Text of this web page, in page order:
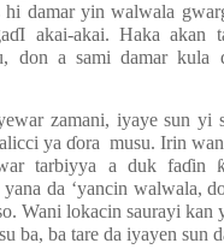
damar yin walwala
ɗI akai-akai. Haka akan
don a sami damar kula
zamani, iyaye sun yi
ya ɗora musu. Irin
tarbiyya a duk faɗin
da ‘yancin walwala,
Wani lokacin saurayi kan
ba, ba tare da iyayen sun